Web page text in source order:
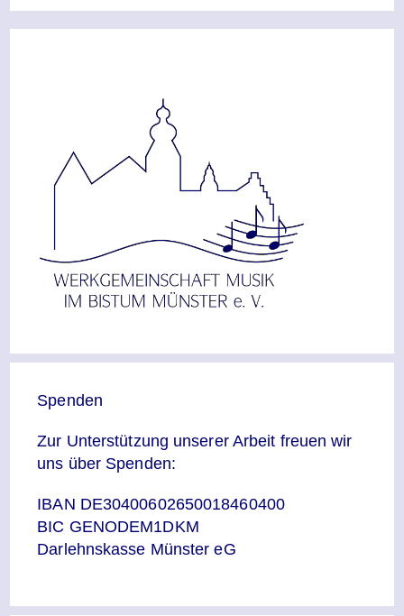
Spenden
Zur Unterstützung unserer Arbeit freuen wir
uns über Spenden:
IBAN DE30400602650018460400
BIC GENODEM1DKM
Darlehnskasse Münster eG